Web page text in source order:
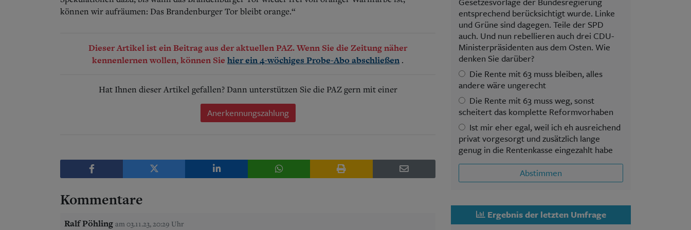
können wir aufräumen: Das Brandenburger Tor bleibt orange.“
Dieser Artikel ist ein Beitrag aus der aktuellen PAZ. Wenn Sie die Zeitung näher
kennenlernen wollen, können Sie hier ein 4-wöchiges Probe-Abo abschließen .
Hat Ihnen dieser Artikel gefallen? Dann unterstützen Sie die PAZ gern mit einer
Anerkennungszahlung
Kommentare
Ralf Pöhling am 03.11.23, 20:29 Uhr
entsprechend berücksichtigt wurde. Linke
und Grüne sind dagegen. Teile der SPD
auch. Und nun rebellieren auch drei CDU-
Ministerpräsidenten aus dem Osten. Wie
denken Sie darüber?
Die Rente mit 63 muss bleiben, alles
andere wäre ungerecht
Die Rente mit 63 muss weg, sonst
scheitert das komplette Reformvorhaben
Ist mir eher egal, weil ich eh ausreichend
privat vorgesorgt und zusätzlich lange
genug in die Rentenkasse eingezahlt habe
Abstimmen
Ergebnis der letzten Umfrage